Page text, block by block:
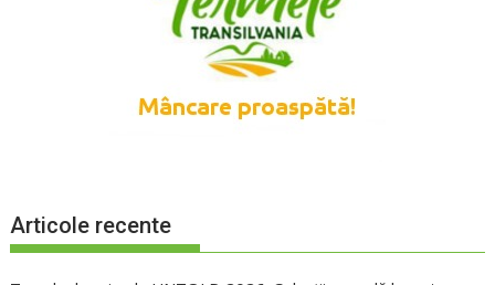
Articole recente